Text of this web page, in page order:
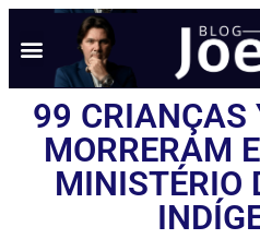
99 CRIANÇAS
MORRERAM
MINISTÉRIO